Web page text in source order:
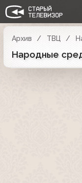
Архив ТВЦ
Народные